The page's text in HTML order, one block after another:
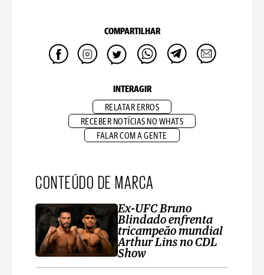
COMPARTILHAR
INTERAGIR
RELATAR ERROS
RECEBER NOTÍCIAS NO WHATS
FALAR COM A GENTE
CONTEÚDO DE MARCA
Ex-UFC Bruno
Blindado enfrenta
tricampeão mundial
Arthur Lins no CDL
Show